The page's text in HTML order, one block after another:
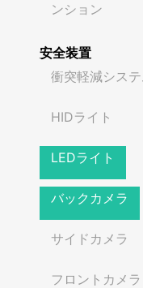
ンション
安全装置
衝突軽減シス
HIDライト
LEDライト
バックカメラ
サイドカメラ
フロントカメラ